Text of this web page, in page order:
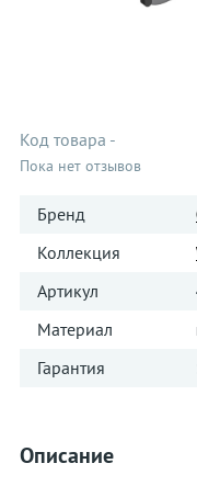
Код товара -
Пока нет отзывов
Бренд
Коллекция
Артикул
Материал
Гарантия
Описание